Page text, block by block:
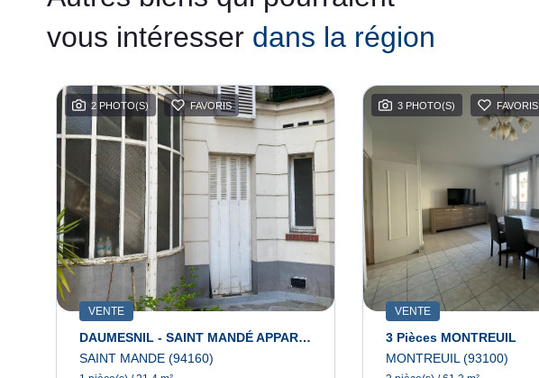
vous intéresser dans la région
2 PHOTO(S) FAVORIS
VENTE
DAUMESNIL - SAINT MANDÉ APPARTEMENT 1 Pièce(21.40 M2
SAINT MANDE (94160)
3 PHOTO(S) FAVORIS
VENTE
3 Pièces MONTREUIL
MONTREUIL (93100)